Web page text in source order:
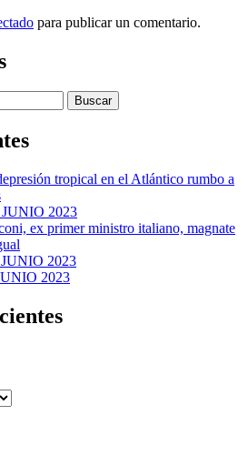
para publicar un comentario.
tropical en el Atlántico rumbo a
2023
ex primer ministro italiano, magnate
2023
2023